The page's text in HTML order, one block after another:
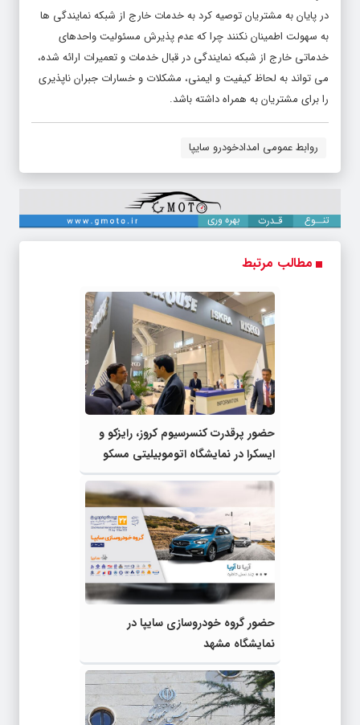
در پایان به مشتریان توصیه کرد به خدمات خارج از شبکه نمایندگی ها
به سهولت اطمینان نکنند چرا که عدم پذیرش مسئولیت واحدهای
خدماتی خارج از شبکه نمایندگی در قبال خدمات و تعمیرات ارائه شده،
می تواند به لحاظ کیفیت و ایمنی، مشکلات و خسارات جبران ناپذیری
را برای مشتریان به همراه داشته باشد.
روابط عمومی امدادخودرو سایپا
مطالب مرتبط
حضور پرقدرت کنسرسیوم کروز، رایزکو و
ایسکرا در نمایشگاه اتوموبیلیتی مسکو
حضور گروه خودروسازی سایپا در
نمایشگاه مشهد